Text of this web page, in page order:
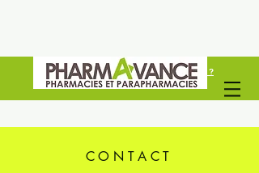
Vous êtes un professionel de santé ?
Découvrez Pharmavance Groupe
CONTACT